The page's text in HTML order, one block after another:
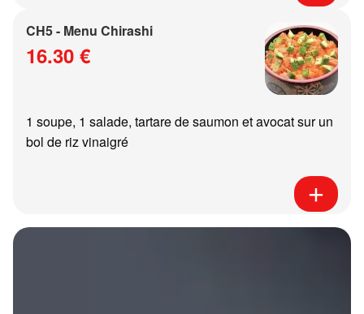
CH5 - Menu Chirashi
16.30 €
1 soupe, 1 salade, tartare de saumon et avocat sur un
bol de riz vinaigré